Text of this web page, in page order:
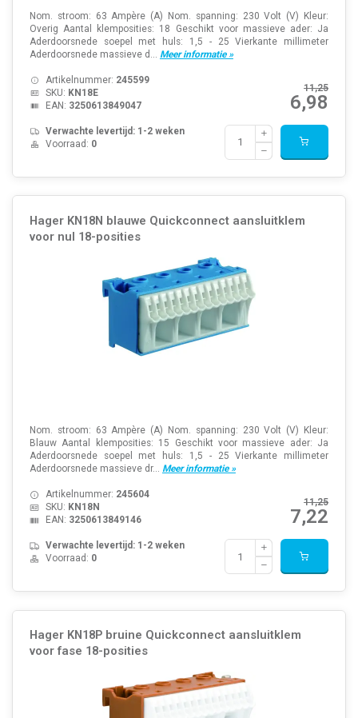
Nom. stroom: 63 Ampère (A) Nom. spanning: 230 Volt (V) Kleur:
Overig Aantal klemposities: 18 Geschikt voor massieve ader: Ja
Aderdoorsnede soepel met huls: 1,5 - 25 Vierkante millimeter
Aderdoorsnede massieve d... Meer informatie »
11,25
6,98
Artikelnummer: 245599
SKU: KN18E
EAN: 3250613849047
Verwachte levertijd: 1-2 weken
Voorraad: 0
Hager KN18N blauwe Quickconnect aansluitklem
voor nul 18-posities
Nom. stroom: 63 Ampère (A) Nom. spanning: 230 Volt (V) Kleur:
Blauw Aantal klemposities: 15 Geschikt voor massieve ader: Ja
Aderdoorsnede soepel met huls: 1,5 - 25 Vierkante millimeter
Aderdoorsnede massieve dr... Meer informatie »
11,25
7,22
Artikelnummer: 245604
SKU: KN18N
EAN: 3250613849146
Verwachte levertijd: 1-2 weken
Voorraad: 0
Hager KN18P bruine Quickconnect aansluitklem
voor fase 18-posities